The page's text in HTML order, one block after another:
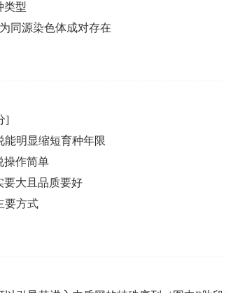
类型
同源染色体成对存在
]
能明显缩短育种年限
操作简单
要大且品质要好
要方式